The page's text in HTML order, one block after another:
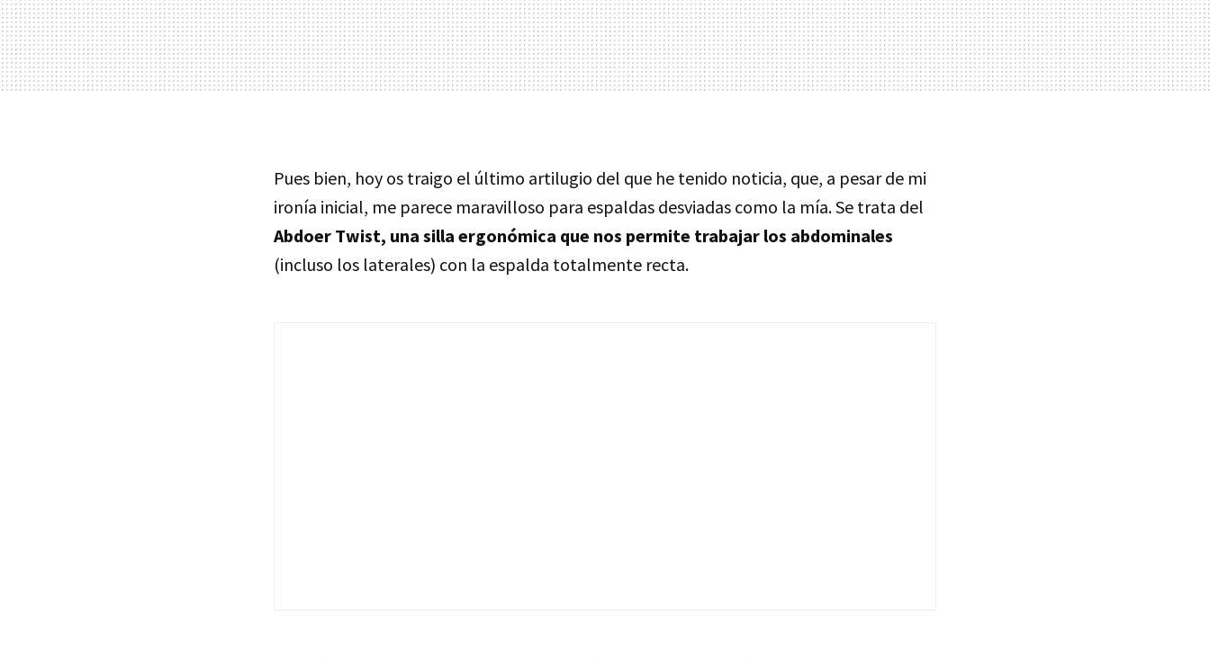
Pues bien, hoy os traigo el último artilugio del que he tenido noticia, que, a pesar de mi
ironía inicial, me parece maravilloso para espaldas desviadas como la mía. Se trata del
Abdoer Twist, una silla ergonómica que nos permite trabajar los abdominales
(incluso los laterales) con la espalda totalmente recta.